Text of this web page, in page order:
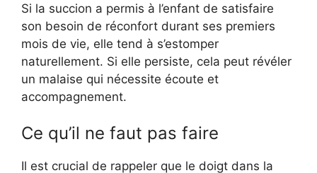
Si la succion a permis à l’enfant de satisfaire
son besoin de réconfort durant ses premiers
mois de vie, elle tend à s’estomper
naturellement. Si elle persiste, cela peut révéler
un malaise qui nécessite écoute et
accompagnement.
Ce qu’il ne faut pas faire
Il est crucial de rappeler que le doigt dans la